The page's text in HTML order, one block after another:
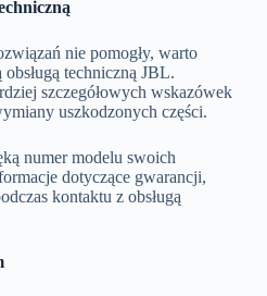
nie pomogły, warto
techniczną JBL.
szczegółowych wskazówek
uszkodzonych części.
numer modelu swoich
dotyczące gwarancji,
kontaktu z obsługą